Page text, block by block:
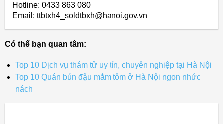
Hotline: 0433 863 080
Email: ttbtxh4_soldtbxh@hanoi.gov.vn
Có thể bạn quan tâm:
Top 10 Dịch vụ thám tử uy tín, chuyên nghiệp tại Hà Nội
Top 10 Quán bún đậu mắm tôm ở Hà Nội ngon nhức
nách